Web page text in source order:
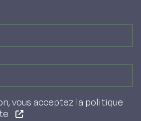
vous acceptez la politique